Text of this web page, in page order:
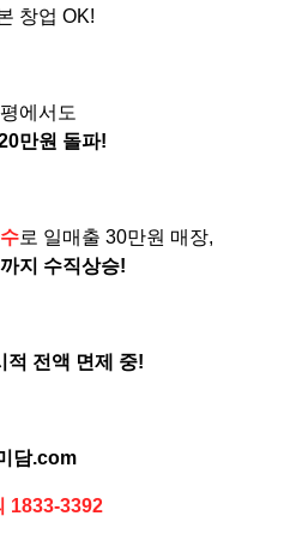
창업 OK!
에서도
만원 돌파!
로 일매출 30만원 매장,
지 수직상승!
적 전액 면제 중!
담.com
1833-3392